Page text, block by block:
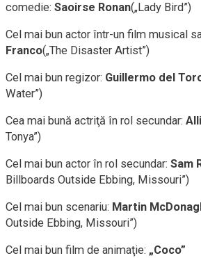
comedie: Saoirse Ronan(„Lady Bird”)
Cel mai bun actor într-un film musical
Franco(„The Disaster Artist”)
Cel mai bun regizor: Guillermo del
Water”)
Cea mai bună actriţă în rol secundar:
Tonya”)
Cel mai bun actor în rol secundar: Sam
Billboards Outside Ebbing, Missouri”)
Cel mai bun scenariu: Martin
Outside Ebbing, Missouri”)
Cel mai bun film de animaţie: „Coco”